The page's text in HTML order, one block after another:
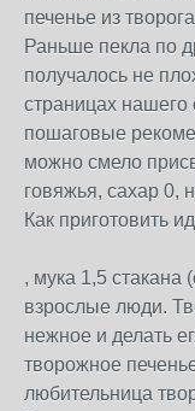
печенье из
Раньше пекла по
получалось не
страницах нашего
пошаговые
можно смело
говяжья, сахар 0,
Как приготовить
, мука 1,5 стакана
взрослые люди.
нежное и делать
творожное
любительница